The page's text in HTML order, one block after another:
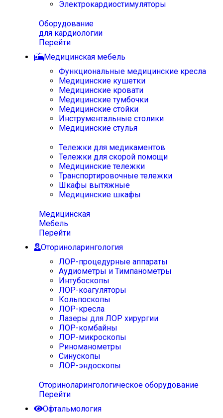
Электрокардиостимуляторы
Оборудование
для кардиологии
Перейти
Медицинская мебель
Функциональные медицинские кресла
Медицинские кушетки
Медицинские кровати
Медицинские тумбочки
Медицинские стойки
Инструментальные столики
Медицинские стулья
Тележки для медикаментов
Тележки для скорой помощи
Медицинские тележки
Транспортировочные тележки
Шкафы вытяжные
Медицинские шкафы
Медицинская
Мебель
Перейти
Оториноларингология
ЛОР-процедурные аппараты
Аудиометры и Тимпанометры
Интубоскопы
ЛОР-коагуляторы
Кольпоскопы
ЛОР-кресла
Лазеры для ЛОР хирургии
ЛОР-комбайны
ЛОР-микроскопы
Риноманометры
Синускопы
ЛОР-эндоскопы
Оториноларингологическое оборудование
Перейти
Офтальмология